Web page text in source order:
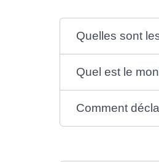
Quelles sont
Quel est le
Comment